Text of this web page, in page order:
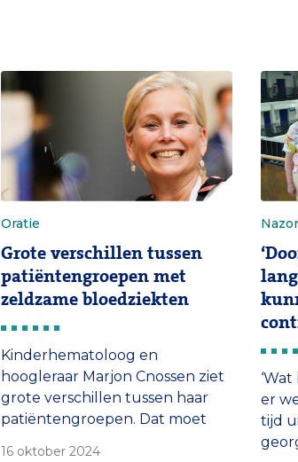
Oratie
Grote verschillen tussen
patiëntengroepen met
zeldzame bloedziekten
Kinderhematoloog en
hoogleraar Marjon Cnossen ziet
grote verschillen tussen haar
patiëntengroepen. Dat moet
16 oktober 2024
er
tijd